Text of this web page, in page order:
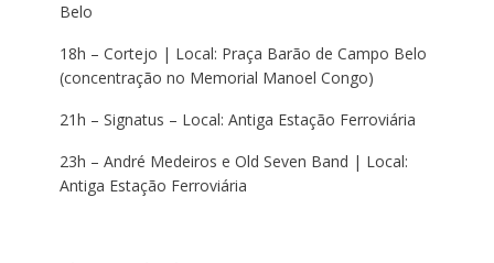
Belo
18h – Cortejo | Local: Praça Barão de Campo Belo
(concentração no Memorial Manoel Congo)
21h – Signatus – Local: Antiga Estação Ferroviária
23h – André Medeiros e Old Seven Band | Local:
Antiga Estação Ferroviária